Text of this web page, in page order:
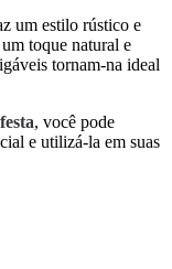
um estilo rústico e
toque natural e
tornam-na ideal
, você pode
e utilizá-la em suas